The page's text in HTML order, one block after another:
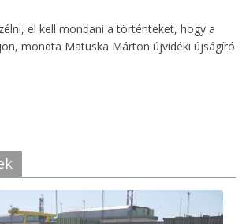
el kell mondani a történteket, hogy a
mondta Matuska Márton újvidéki újságíró